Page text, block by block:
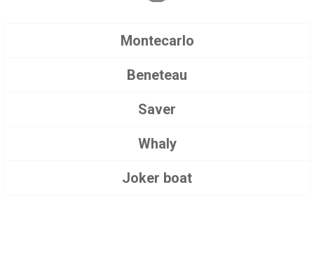
Montecarlo
Beneteau
Saver
Whaly
Joker boat